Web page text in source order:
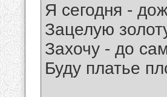
Я сегодня -
Зацелую
Захочу - до
Буду платье